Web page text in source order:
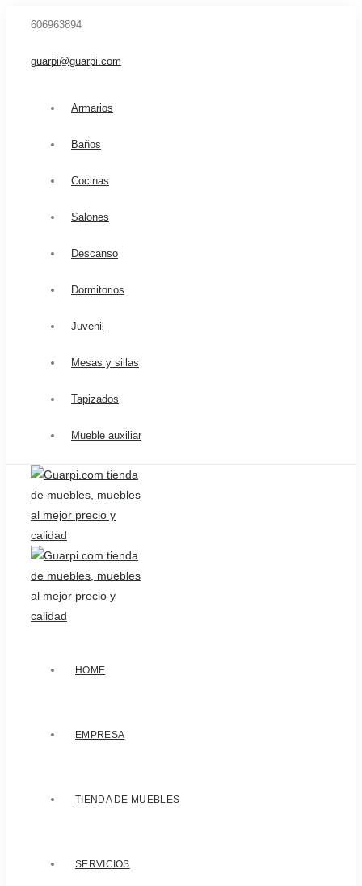
606963894
guarpi@guarpi.com
Armarios
Baños
Cocinas
Salones
Descanso
Dormitorios
Juvenil
Mesas y sillas
Tapizados
Mueble auxiliar
HOME
EMPRESA
TIENDA DE MUEBLES
SERVICIOS